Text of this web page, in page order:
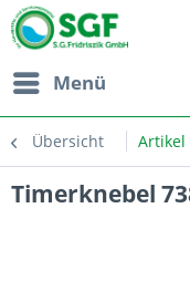
Menü
Übersicht
Timerknebel